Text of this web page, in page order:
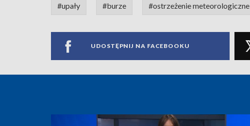
#upały #burze #ostrzeżenie meteorologiczne
UDOSTĘPNIJ NA FACEBOOKU